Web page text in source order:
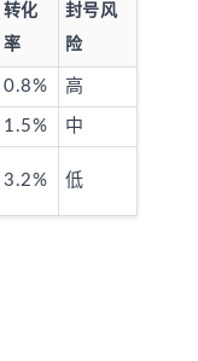
转化
率
封号风
险
0.8% 高
1.5% 中
3.2% 低